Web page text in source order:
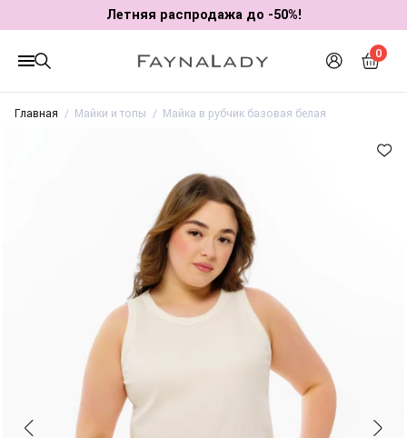
Летняя распродажа до -50%!
0
Главная Майки и топы Майка в рубчик базовая белая